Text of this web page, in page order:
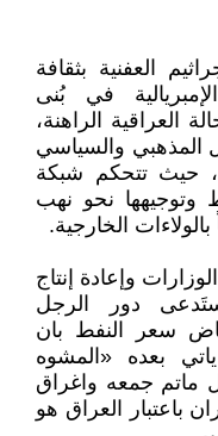
العفنية بثقافة
في بُنى
العراقية الراهنة،
المذهبي والسياسي
حيث تتحكم شبكة
وتوجيهها نحو نهب
الخارجية.
وإعادة إنتاج
دور الرجل
سعر النفط بان
بعده «المشوه
ماتم جمعه واغراق
باعتبار العراق هو